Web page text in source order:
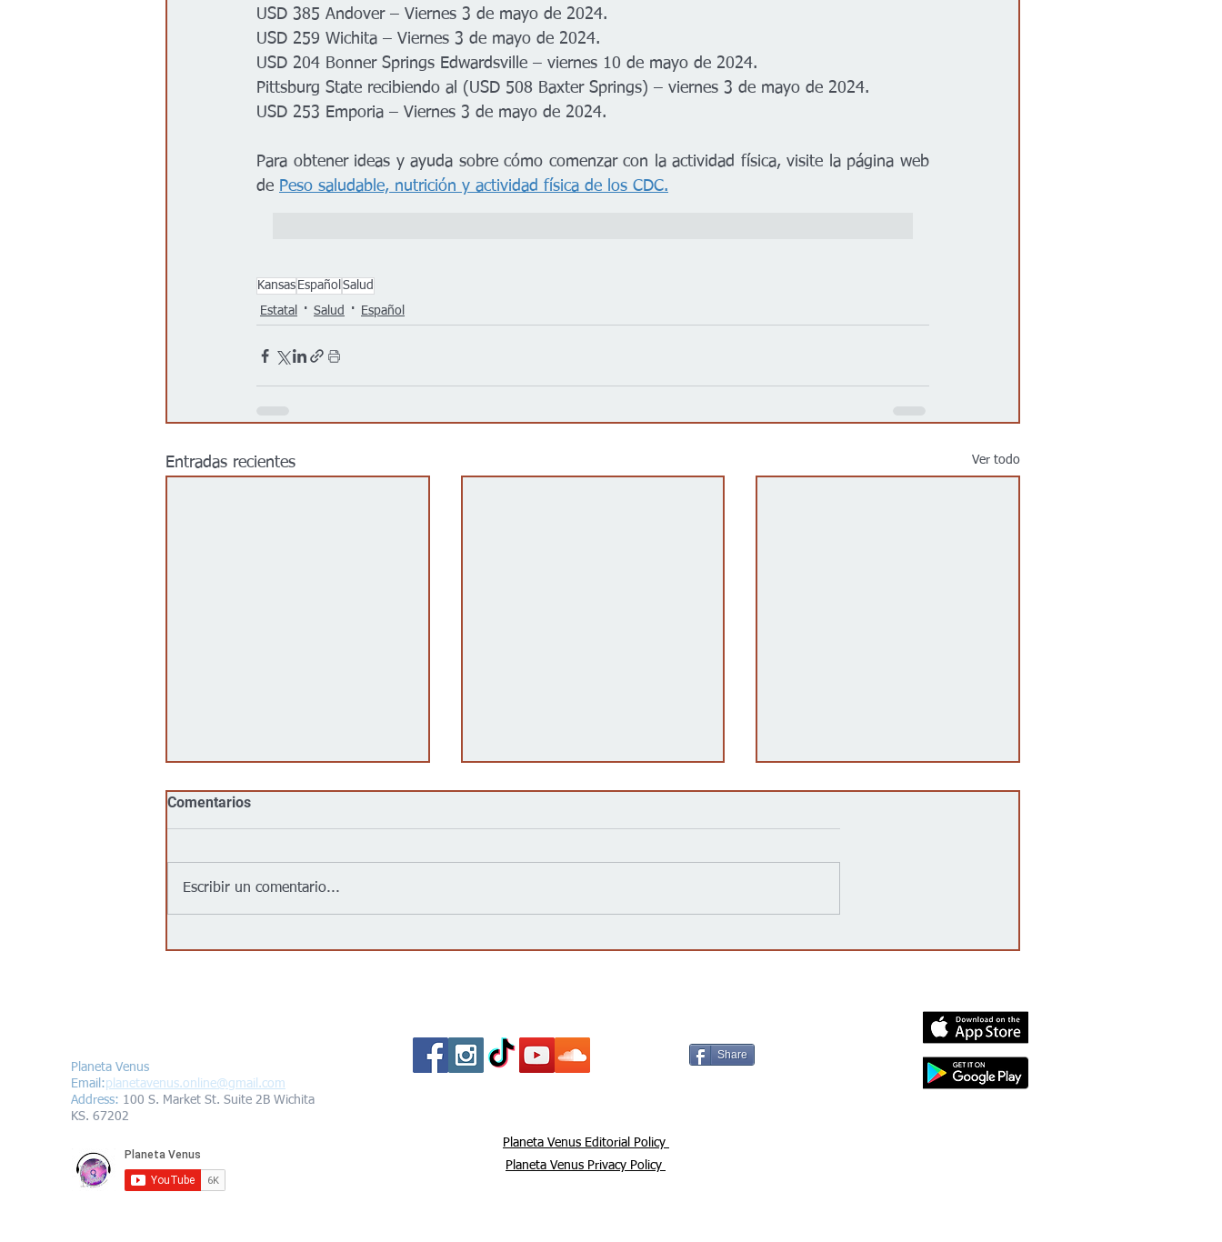
USD 385 Andover – Viernes 3 de mayo de 2024.
USD 259 Wichita – Viernes 3 de mayo de 2024.
USD 204 Bonner Springs Edwardsville – viernes 10 de mayo de 2024.
Pittsburg State recibiendo al (USD 508 Baxter Springs) – viernes 3 de mayo de 2024.
USD 253 Emporia – Viernes 3 de mayo de 2024.
Para obtener ideas y ayuda sobre cómo comenzar con la actividad física, visite la página web
de Peso saludable, nutrición y actividad física de los CDC.
Kansas Español Salud
Estatal
Salud Español
Entradas recientes Ver todo
Comentarios
Escribir un comentario...
Planeta Venus
Email:planetavenus.online@gmail.com
Address: 100 S. Market St. Suite 2B Wichita
KS. 67202
Share
Planeta Venus Privacy Policy
Planeta Venus Editorial Policy